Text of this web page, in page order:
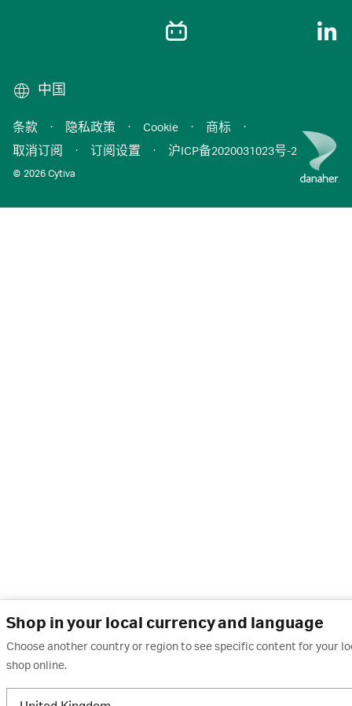
Shop in your local currency and language
Choose another country or region to see specific content for your
shop online.
中国
© 2026 Cytiva
条款 · 隐私政策 · Cookie · 商标
·
取消订阅
· 订阅设置 · 沪ICP备2020031023号-2